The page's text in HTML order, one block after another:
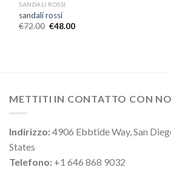
SANDALI ROSSI
sandali rossi
€72.00 €48.00
METTITI IN CONTATTO CON
Indirizzo:4906 Ebbtide Way, San
States
Telefono: +1 646 868 9032